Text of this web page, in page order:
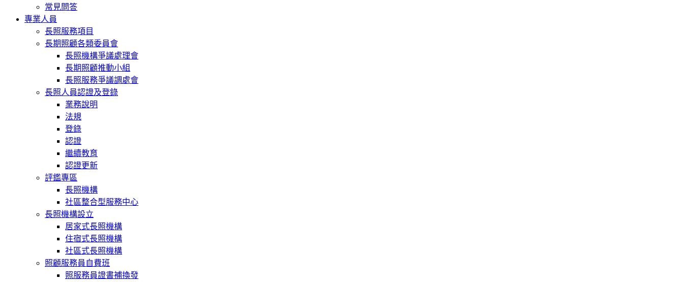
常見問答
專業人員
長照服務項目
長期照顧各類委員會
長照機構爭議處理會
長期照顧推動小組
長照服務爭議調處會
長照人員認證及登錄
業務說明
法規
登錄
認證
繼續教育
認證更新
評鑑專區
長照機構
社區整合型服務中心
長照機構設立
居家式長照機構
住宿式長照機構
社區式長照機構
照顧服務員自費班
照服務員證書補換發